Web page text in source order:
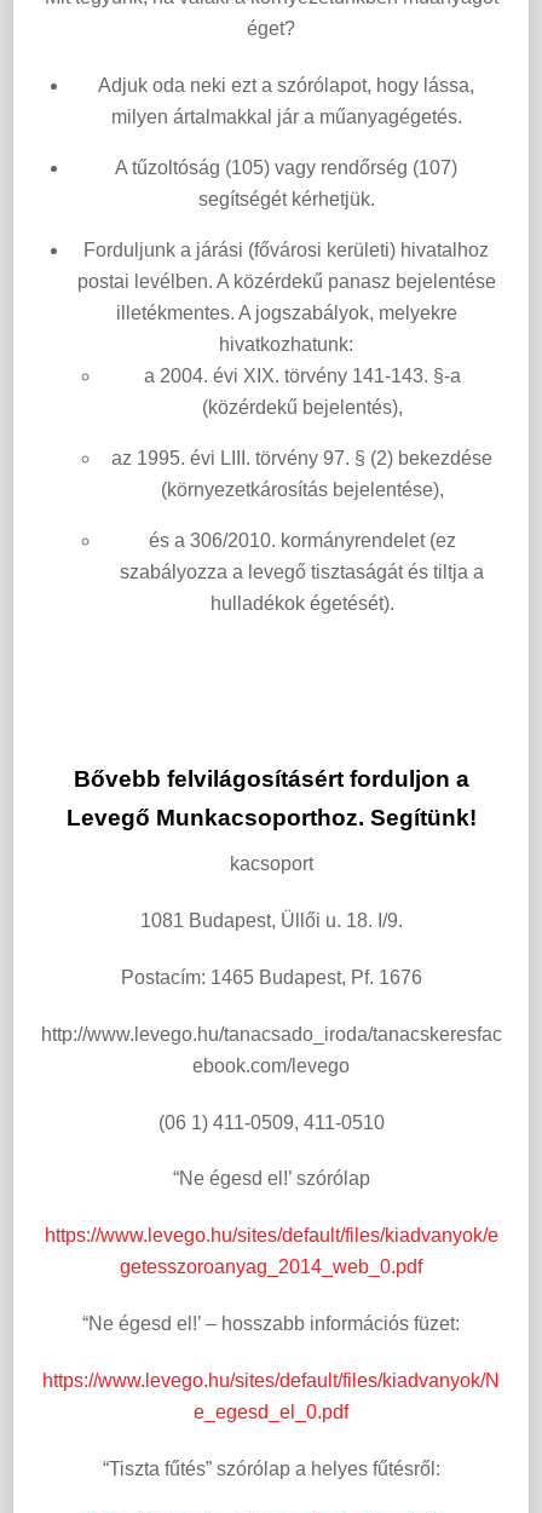
éget?
Adjuk oda neki ezt a szórólapot, hogy lássa,
milyen ártalmakkal jár a műanyagégetés.
A tűzoltóság (105) vagy rendőrség (107)
segítségét kérhetjük.
Forduljunk a járási (fővárosi kerületi) hivatalhoz
postai levélben. A közérdekű panasz bejelentése
illetékmentes. A jogszabályok, melyekre
hivatkozhatunk:
a 2004. évi XIX. törvény 141-143. §-a
(közérdekű bejelentés),
az 1995. évi LIII. törvény 97. § (2) bekezdése
(környezetkárosítás bejelentése),
és a 306/2010. kormányrendelet (ez
szabályozza a levegő tisztaságát és tiltja a
hulladékok égetését).
Bővebb felvilágosításért forduljon a
Levegő Munkacsoporthoz. Segítünk!
kacsoport
1081 Budapest, Üllői u. 18. I/9.
Postacím: 1465 Budapest, Pf. 1676
http://www.levego.hu/tanacsado_iroda/tanacskeresfac
ebook.com/levego
(06 1) 411-0509, 411-0510
“Ne égesd el!’ szórólap
https://www.levego.hu/sites/default/files/kiadvanyok/e
getesszoroanyag_2014_web_0.pdf
“Ne égesd el!’ – hosszabb információs füzet:
https://www.levego.hu/sites/default/files/kiadvanyok/N
e_egesd_el_0.pdf
“Tiszta fűtés” szórólap a helyes fűtésről: